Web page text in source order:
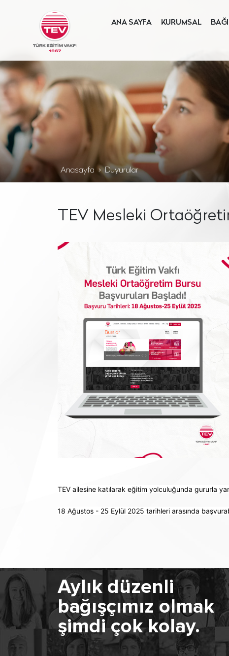
ANA SAYFA KURUMSAL
Anasayfa Duyurular
TEV Mesleki
TEV ailesine katılarak eğitim yolculuğunda gururla
18 Ağustos - 25 Eylül 2025 tarihleri arasında
Aylık düzenli
bağışçımız olmak
şimdi çok kolay.